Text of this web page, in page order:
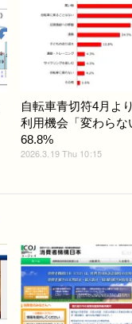
自転車青切符4月よ
利用機会「変わらな
68.8%
2026.3.19 Thu 10:15